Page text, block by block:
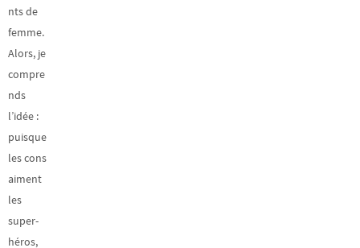
nts de
femme.
Alors, je
compre
nds
l’idée :
puisque
les cons
aiment
les
super-
héros,